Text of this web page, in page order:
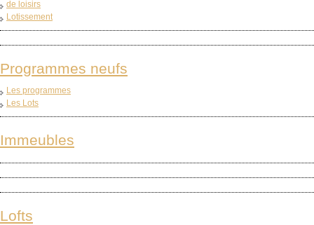
de loisirs
Lotissement
Programmes neufs
Les programmes
Les Lots
Immeubles
Lofts